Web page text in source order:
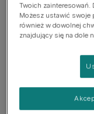
Twoich
Możesz ustawić swoje
również w dowolnej
znajdujący się na dole